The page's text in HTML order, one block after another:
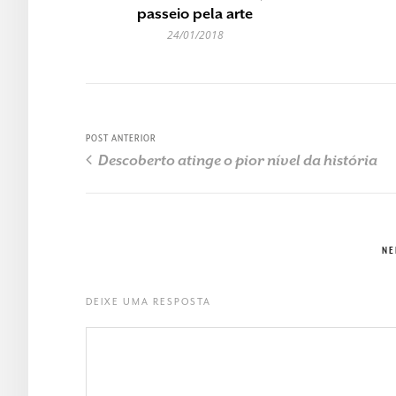
passeio pela arte
24/01/2018
POST ANTERIOR
Descoberto atinge o pior nível da história
DEIXE UMA RESPOSTA